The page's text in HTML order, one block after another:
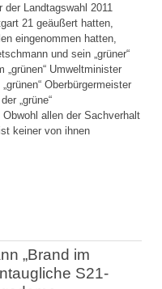
der Landtagswahl 2011
21 geäußert hatten,
eingenommen hatten,
und sein „grüner“
Umweltminister
Oberbürgermeister
„grüne“
allen der Sachverhalt
keiner von ihnen
„Brand im
S21-